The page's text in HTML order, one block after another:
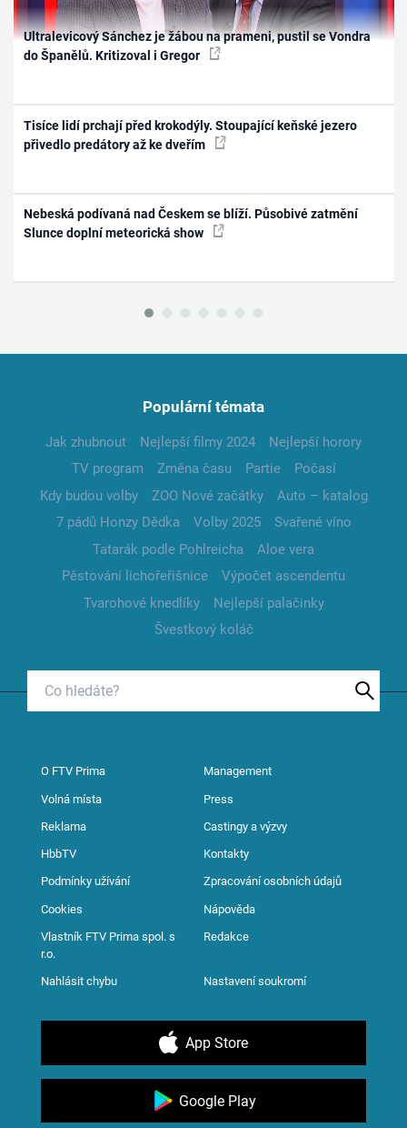
Ultralevicový Sánchez je žábou na prameni, pustil se Vondra
do Španělů. Kritizoval i Gregor
Tisíce lidí prchají před krokodýly. Stoupající keňské jezero
přivedlo predátory až ke dveřím
Nebeská podívaná nad Českem se blíží. Působivé zatmění
Slunce doplní meteorická show
Populární témata
Jak zhubnout Nejlepší filmy 2024
Nejlepší horory
TV program
Změna času Partie
Počasí
Kdy budou volby
ZOO Nové začátky
Auto – katalog
7 pádů Honzy Dědka
Volby 2025
Svařené víno
Tatarák podle Pohlreicha
Aloe vera
Pěstování lichořeřišnice
Výpočet ascendentu
Tvarohové knedlíky
Nejlepší palačinky
Švestkový koláč
O FTV Prima Management
Volná místa Press
Reklama Castingy a výzvy
HbbTV Kontakty
Podmínky užívání Zpracování osobních údajů
Cookies Nápověda
Vlastník FTV Prima spol. s
r.o.
Redakce
Nahlásit chybu Nastavení soukromí
App Store
Google Play